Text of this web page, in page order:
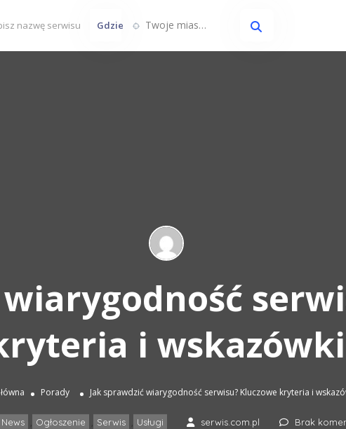
Gdzie Twoje miasto...
i wskazówki
Porady Jak sprawdzić wiarygodność serwisu? Kluczowe kryteria i
News Ogłoszenie Serwis Usługi serwis.com.pl Brak